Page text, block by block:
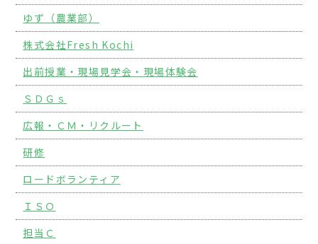
ゆず（農業部）
株式会社Fresh Kochi
出前授業・現場見学会・現場体験会
ＳＤＧｓ
広報・ＣＭ・リクルート
研修
ロードボランティア
ＩＳＯ
担当Ｃ